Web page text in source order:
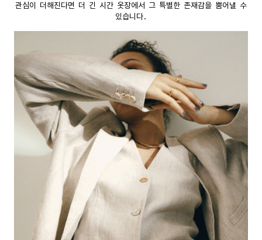
관심이 더해진다면 더 긴 시간 옷장에서 그 특별한 존재감을 뿜어낼 수
있습니다.